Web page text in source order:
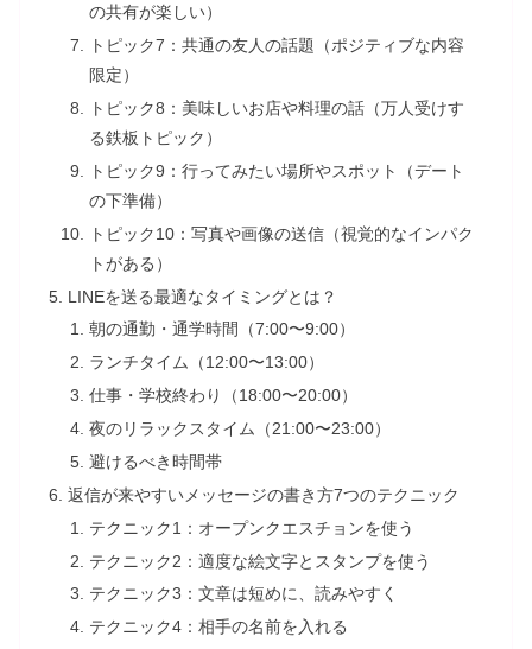
の共有が楽しい）
トピック7：共通の友人の話題（ポジティブな内容
限定）
トピック8：美味しいお店や料理の話（万人受けす
る鉄板トピック）
トピック9：行ってみたい場所やスポット（デート
の下準備）
トピック10：写真や画像の送信（視覚的なインパク
トがある）
LINEを送る最適なタイミングとは？
朝の通勤・通学時間（7:00〜9:00）
ランチタイム（12:00〜13:00）
仕事・学校終わり（18:00〜20:00）
夜のリラックスタイム（21:00〜23:00）
避けるべき時間帯
返信が来やすいメッセージの書き方7つのテクニック
テクニック1：オープンクエスチョンを使う
テクニック2：適度な絵文字とスタンプを使う
テクニック3：文章は短めに、読みやすく
テクニック4：相手の名前を入れる